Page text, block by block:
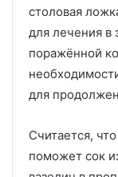
столовая
для лечения в
поражённой
для
Считается,
поможет сок